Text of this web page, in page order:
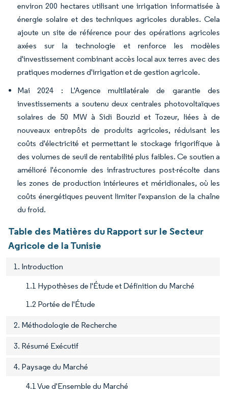
environ 200 hectares utilisant une irrigation informatisée à
énergie solaire et des techniques agricoles durables. Cela
ajoute un site de référence pour des opérations agricoles
axées sur la technologie et renforce les modèles
d'investissement combinant accès local aux terres avec des
pratiques modernes d'irrigation et de gestion agricole.
Mai 2024 : L'Agence multilatérale de garantie des
investissements a soutenu deux centrales photovoltaïques
solaires de 50 MW à Sidi Bouzid et Tozeur, liées à de
nouveaux entrepôts de produits agricoles, réduisant les
coûts d'électricité et permettant le stockage frigorifique à
des volumes de seuil de rentabilité plus faibles. Ce soutien a
amélioré l'économie des infrastructures post-récolte dans
les zones de production intérieures et méridionales, où les
coûts énergétiques peuvent limiter l'expansion de la chaîne
du froid.
Table des Matières du Rapport sur le Secteur
Agricole de la Tunisie
1. Introduction
1.1 Hypothèses de l'Étude et Définition du Marché
1.2 Portée de l'Étude
2. Méthodologie de Recherche
3. Résumé Exécutif
4. Paysage du Marché
4.1 Vue d'Ensemble du Marché